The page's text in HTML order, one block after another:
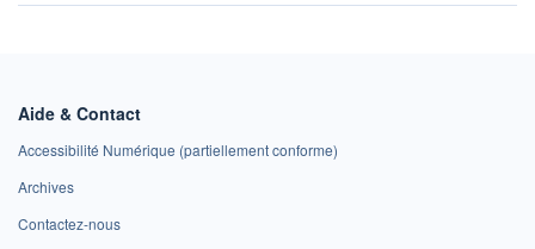
Aide & Contact
Accessibilité Numérique (partiellement conforme)
Archives
Contactez-nous